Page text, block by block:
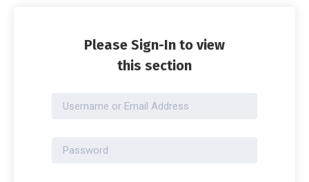
Please Sign-In to view
this section